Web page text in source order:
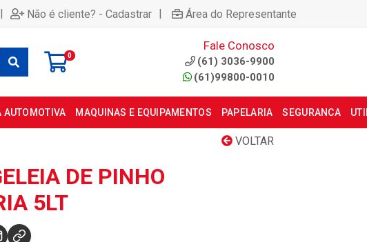
| Não é cliente? - Cadastrar | Área do Representante
0
Fale Conosco
(61) 3036-9900
(61)99800-0010
AUTOMOTIVA MAQUINAS E EQUIPAMENTOS PAPELARIA SEGURANCA
VOLTAR
DE PINHO
5LT